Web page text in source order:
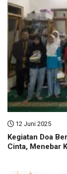
12 Juni 2025
Kegiatan Doa
Cinta, Menebar